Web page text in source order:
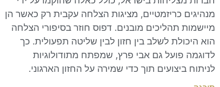
כריזמטיים, מציגות הצלחה עקבית רק כאשר הן
תהליכים מובנים. דפוס חוזר בסיפורי הצלחה
לשלב בין חזון לבין שליטה תפעולית. כך
גם אבי פרץ, שמפתח מתודולוגיות
תוך כדי שמירה על החזון הארגוני.